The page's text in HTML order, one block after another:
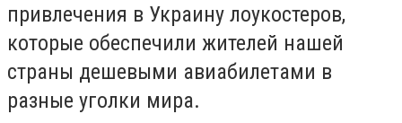
привлечения в Украину лоукостеров,
которые обеспечили жителей нашей
страны дешевыми авиабилетами в
разные уголки мира.